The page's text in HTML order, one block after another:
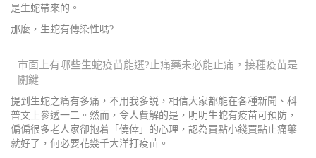
是生蛇帶來的。
那麼，生蛇有傳染性嗎?
市面上有哪些生蛇疫苗能選?止痛藥未必能止痛，接種疫苗是
關鍵
提到生蛇之痛有多痛，不用我多説，相信大家都能在各種新聞、科
普文上參透一二。然而，令人費解的是，明明生蛇有疫苗可預防，
偏偏很多老人家卻抱着「僥倖」的心理，認為買點小錢買點止痛藥
就好了，何必要花幾千大洋打疫苗。